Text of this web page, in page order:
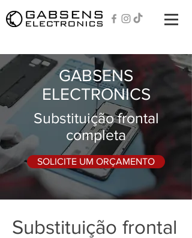
GABSENS
ELECTRONICS
Substituição frontal
completa
SOLICITE UM ORÇAMENTO
Substituição frontal